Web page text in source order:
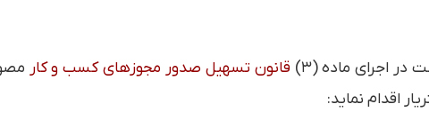
قانون تسهیل صدور مجوزهای کسب و کار
اقدام نماید: